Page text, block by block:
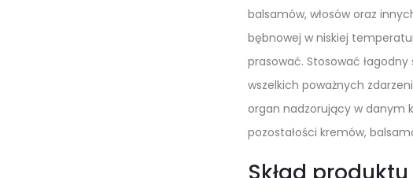
balsamów, włosów oraz
bębnowej w niskiej
prasować. Stosować
wszelkich poważnych
organ nadzorujący w danym
pozostałości kremów,